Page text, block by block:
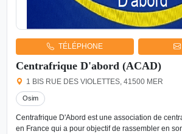
TÉLÉPHONE
Centrafrique D'abord (ACAD)
1 BIS RUE DES VIOLETTES, 41500 MER
Osim
Centrafrique D'Abord est une association de
en France qui a pour objectif de rassembler en